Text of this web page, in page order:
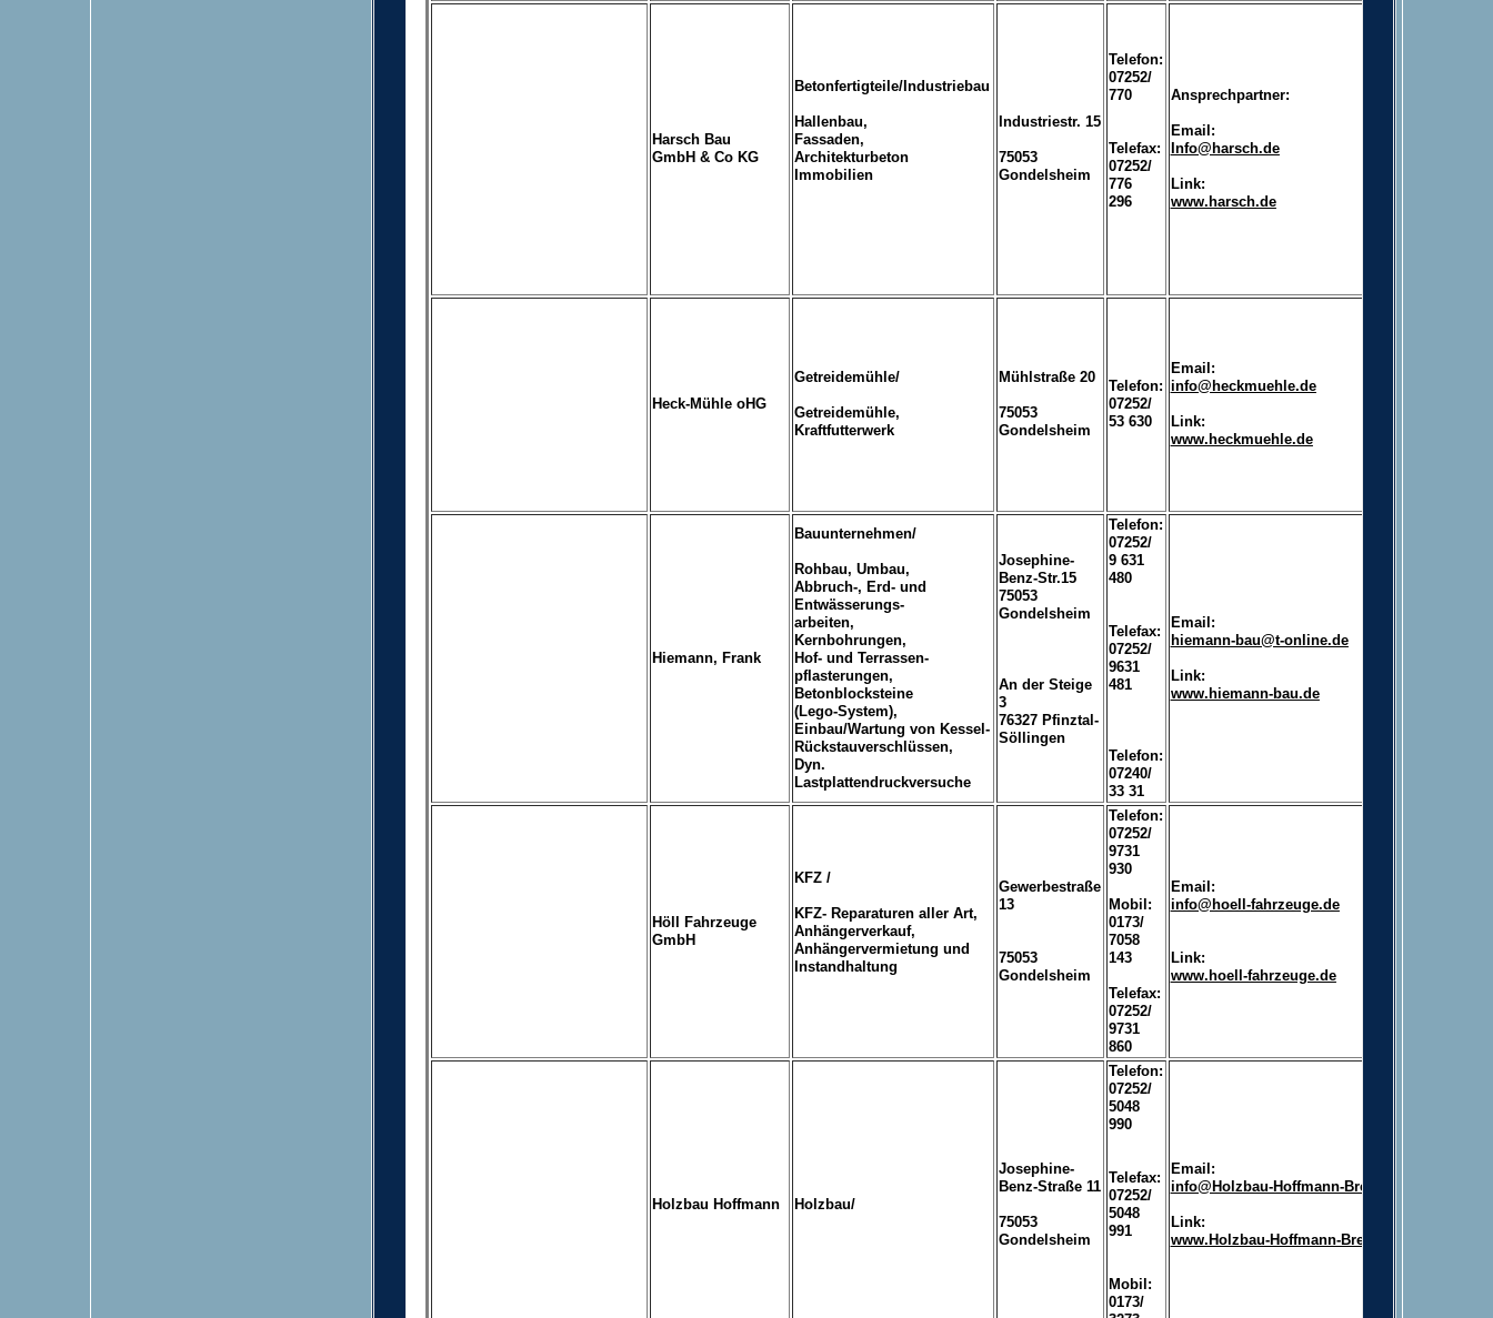
Harsch Bau
GmbH & Co KG
Betonfertigteile/Industriebau
Hallenbau,
Fassaden,
Architekturbeton
Immobilien
Industriestr. 15
75053
Gondelsheim
Telefon:
07252/
770
Telefax:
07252/
776
296
Ansprechpartner:
Email:
Info@harsch.de
Link:
www.harsch.de
Heck-Mühle oHG
Getreidemühle/
Getreidemühle,
Kraftfutterwerk
Mühlstraße 20
75053
Gondelsheim
Telefon:
07252/
53 630
Email:
info@heckmuehle.de
Link:
www.heckmuehle.de
Hiemann, Frank
Bauunternehmen/
Rohbau, Umbau,
Abbruch-, Erd- und
Entwässerungs-
arbeiten,
Kernbohrungen,
Hof- und Terrassen-
pflasterungen,
Betonblocksteine
(Lego-System),
Einbau/Wartung von Kessel-
Rückstauverschlüssen,
Dyn.
Lastplattendruckversuche
Josephine-
Benz-Str.15
75053
Gondelsheim
An der Steige
3
76327 Pfinztal-
Söllingen
Telefon:
07252/
9 631
480
Telefax:
07252/
9631
481
Telefon:
07240/
33 31
Email:
hiemann-bau@t-online.de
Link:
www.hiemann-bau.de
Höll Fahrzeuge
GmbH
KFZ /
KFZ- Reparaturen aller Art,
Anhängerverkauf,
Anhängervermietung und
Instandhaltung
Gewerbestraße
13
75053
Gondelsheim
Telefon:
07252/
9731
930
Mobil:
0173/
7058
143
Telefax:
07252/
9731
860
Email:
info@hoell-fahrzeuge.de
Link:
www.hoell-fahrzeuge.de
Holzbau Hoffmann Holzbau/
Josephine-
Benz-Straße 11
75053
Gondelsheim
Telefon:
07252/
5048
990
Telefax:
07252/
5048
991
Mobil:
0173/
Email:
info@Holzbau-Hoffmann-Bretten.de
Link:
www.Holzbau-Hoffmann-Bretten.de